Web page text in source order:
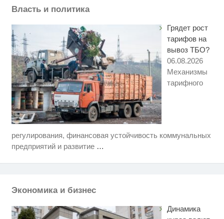
Власть и политика
Грядет рост
тарифов на
вывоз ТБО?
06.08.2026
Механизмы
тарифного
регулирования, финансовая устойчивость коммунальных
предприятий и развитие …
Экономика и бизнес
Динамика
i
Скрытая камера на пляже
Крыма: Что люди вытворяют,
когда их не видят...
Ролик длится несколько секунд,
Этот танец невесты оставит вас